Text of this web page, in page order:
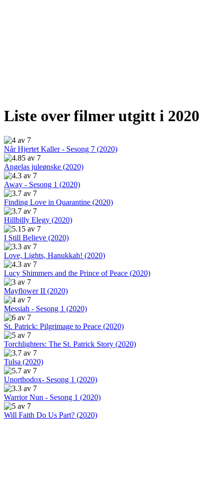
Liste over filmer utgitt i 2020
Når Hjertet Kaller - Sesong 7 (2020)
Angelas juleønske (2020)
Away - Sesong 1 (2020)
Finding Love in Quarantine (2020)
Hillbilly Elegy (2020)
I Still Believe (2020)
Love, Lights, Hanukkah! (2020)
Lucy Shimmers and the Prince of Peace (2020)
Mayflower II (2020)
Messiah - Sesong 1 (2020)
St. Patrick: Pilgrimage to Peace (2020)
Torchlighters: The St. Patrick Story (2020)
Tulsa (2020)
Unorthodox- Sesong 1 (2020)
Warrior Nun - Sesong 1 (2020)
Will Faith Do Us Part? (2020)